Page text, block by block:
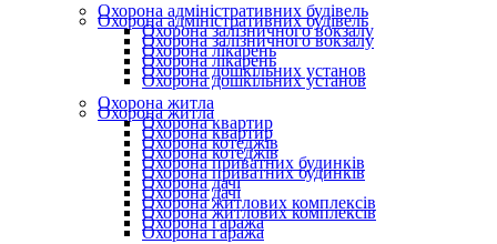
Охорона адміністративних будівель
Охорона залізничного вокзалу
Охорона лікарень
Охорона дошкільних установ
Охорона житла
Охорона квартир
Охорона котеджів
Охорона приватних будинків
Охорона дачі
Охорона житлових комплексів
Охорона гаража
Охорона адміністративних будівель
Охорона залізничного вокзалу
Охорона лікарень
Охорона дошкільних установ
Охорона житла
Охорона квартир
Охорона котеджів
Охорона приватних будинків
Охорона дачі
Охорона житлових комплексів
Охорона гаража